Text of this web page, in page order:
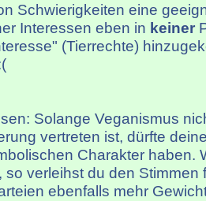
Schwierigkeiten eine
Interessen eben in keiner
(Tierrechte)
Solange Veganismus
vertreten ist, dürfte
Charakter haben.
so verleihst du den Stimmen
ebenfalls mehr